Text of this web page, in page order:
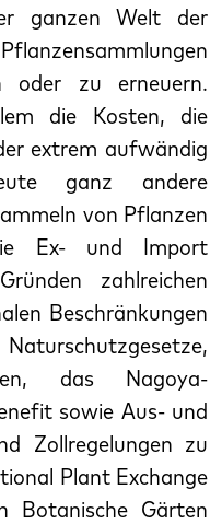
ganzen Welt der
oder zu erneuern.
die Kosten, die
extrem aufwändig
ganz andere
von Pflanzen
Ex- und Import
zahlreichen
Beschränkungen
das Nagoya-
sowie Aus- und
Zollregelungen zu
Plant Exchange
Botanische Gärten